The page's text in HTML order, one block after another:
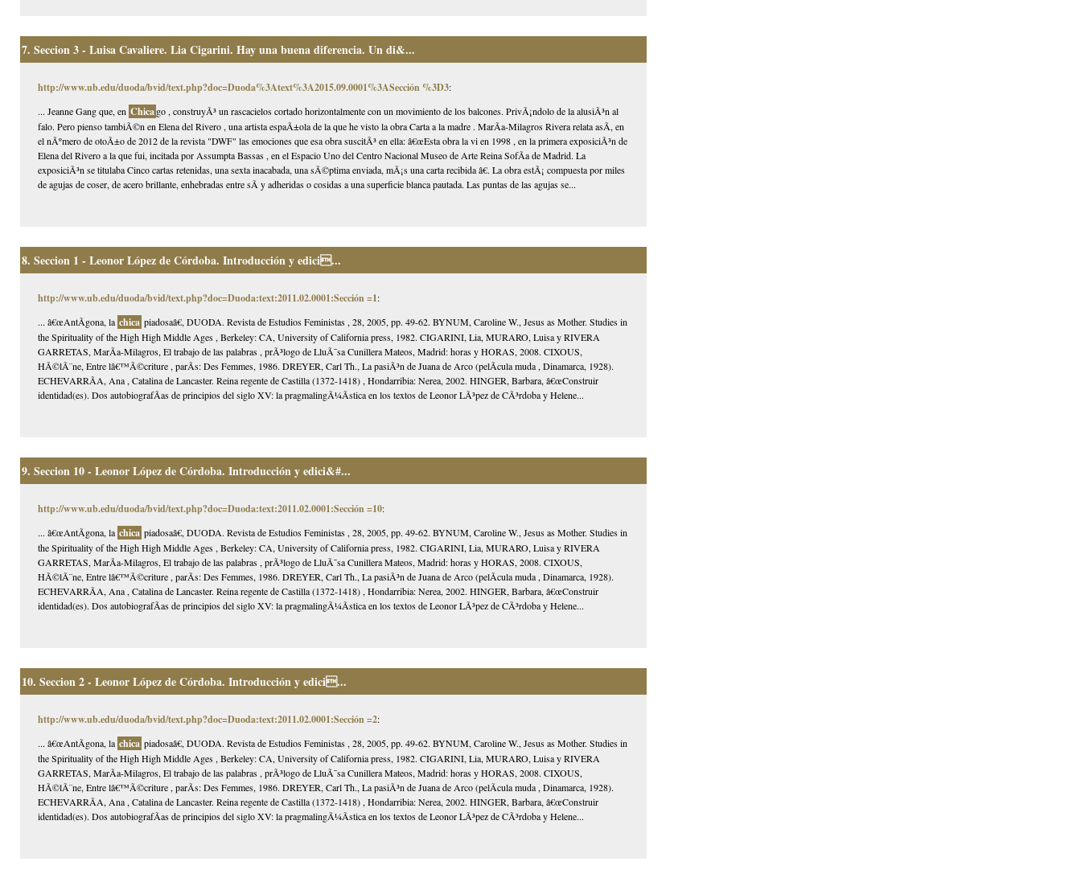
7. Seccion 3 - Luisa Cavaliere. Lia Cigarini. Hay una buena diferencia. Un di&...
http://www.ub.edu/duoda/bvid/text.php?doc=Duoda%3Atext%3A2015.09.0001%3ASección %3D3:
... Jeanne Gang que, en Chicago , construyÃ³ un rascacielos cortado horizontalmente con un movimiento de los balcones. PrivÃ¡ndolo de la alusiÃ³n al
falo. Pero pienso tambiÃ©n en Elena del Rivero , una artista espaÃ±ola de la que he visto la obra Carta a la madre . MarÃ­a-Milagros Rivera relata asÃ­, en
el nÃºmero de otoÃ±o de 2012 de la revista "DWF" las emociones que esa obra suscitÃ³ en ella: â€œEsta obra la vi en 1998 , en la primera exposiciÃ³n de
Elena del Rivero a la que fui, incitada por Assumpta Bassas , en el Espacio Uno del Centro Nacional Museo de Arte Reina SofÃ­a de Madrid. La
exposiciÃ³n se titulaba Cinco cartas retenidas, una sexta inacabada, una sÃ©ptima enviada, mÃ¡s una carta recibida â€. La obra estÃ¡ compuesta por miles
de agujas de coser, de acero brillante, enhebradas entre sÃ­ y adheridas o cosidas a una superficie blanca pautada. Las puntas de las agujas se...
8. Seccion 1 - Leonor López de Córdoba. Introducción y edici...
http://www.ub.edu/duoda/bvid/text.php?doc=Duoda:text:2011.02.0001:Sección =1:
... â€œAntÃ­gona, la chica piadosaâ€, DUODA. Revista de Estudios Feministas , 28, 2005, pp. 49-62. BYNUM, Caroline W., Jesus as Mother. Studies in
the Spirituality of the High High Middle Ages , Berkeley: CA, University of California press, 1982. CIGARINI, Lia, MURARO, Luisa y RIVERA
GARRETAS, MarÃ­a-Milagros, El trabajo de las palabras , prÃ³logo de LluÃ¯sa Cunillera Mateos, Madrid: horas y HORAS, 2008. CIXOUS,
HÃ©lÃ¨ne, Entre lâ€™Ã©criture , parÃ­s: Des Femmes, 1986. DREYER, Carl Th., La pasiÃ³n de Juana de Arco (pelÃ­cula muda , Dinamarca, 1928).
ECHEVARRÃA, Ana , Catalina de Lancaster. Reina regente de Castilla (1372-1418) , Hondarribia: Nerea, 2002. HINGER, Barbara, â€œConstruir
identidad(es). Dos autobiografÃ­as de principios del siglo XV: la pragmalingÃ¼Ã­stica en los textos de Leonor LÃ³pez de CÃ³rdoba y Helene...
9. Seccion 10 - Leonor López de Córdoba. Introducción y edici&#...
http://www.ub.edu/duoda/bvid/text.php?doc=Duoda:text:2011.02.0001:Sección =10:
... â€œAntÃ­gona, la chica piadosaâ€, DUODA. Revista de Estudios Feministas , 28, 2005, pp. 49-62. BYNUM, Caroline W., Jesus as Mother. Studies in
the Spirituality of the High High Middle Ages , Berkeley: CA, University of California press, 1982. CIGARINI, Lia, MURARO, Luisa y RIVERA
GARRETAS, MarÃ­a-Milagros, El trabajo de las palabras , prÃ³logo de LluÃ¯sa Cunillera Mateos, Madrid: horas y HORAS, 2008. CIXOUS,
HÃ©lÃ¨ne, Entre lâ€™Ã©criture , parÃ­s: Des Femmes, 1986. DREYER, Carl Th., La pasiÃ³n de Juana de Arco (pelÃ­cula muda , Dinamarca, 1928).
ECHEVARRÃA, Ana , Catalina de Lancaster. Reina regente de Castilla (1372-1418) , Hondarribia: Nerea, 2002. HINGER, Barbara, â€œConstruir
identidad(es). Dos autobiografÃ­as de principios del siglo XV: la pragmalingÃ¼Ã­stica en los textos de Leonor LÃ³pez de CÃ³rdoba y Helene...
10. Seccion 2 - Leonor López de Córdoba. Introducción y edici...
http://www.ub.edu/duoda/bvid/text.php?doc=Duoda:text:2011.02.0001:Sección =2:
... â€œAntÃ­gona, la chica piadosaâ€, DUODA. Revista de Estudios Feministas , 28, 2005, pp. 49-62. BYNUM, Caroline W., Jesus as Mother. Studies in
the Spirituality of the High High Middle Ages , Berkeley: CA, University of California press, 1982. CIGARINI, Lia, MURARO, Luisa y RIVERA
GARRETAS, MarÃ­a-Milagros, El trabajo de las palabras , prÃ³logo de LluÃ¯sa Cunillera Mateos, Madrid: horas y HORAS, 2008. CIXOUS,
HÃ©lÃ¨ne, Entre lâ€™Ã©criture , parÃ­s: Des Femmes, 1986. DREYER, Carl Th., La pasiÃ³n de Juana de Arco (pelÃ­cula muda , Dinamarca, 1928).
ECHEVARRÃA, Ana , Catalina de Lancaster. Reina regente de Castilla (1372-1418) , Hondarribia: Nerea, 2002. HINGER, Barbara, â€œConstruir
identidad(es). Dos autobiografÃ­as de principios del siglo XV: la pragmalingÃ¼Ã­stica en los textos de Leonor LÃ³pez de CÃ³rdoba y Helene...